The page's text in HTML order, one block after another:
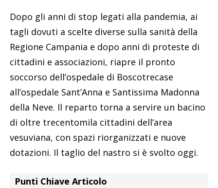
Dopo gli anni di stop legati alla pandemia, ai
tagli dovuti a scelte diverse sulla sanità della
Regione Campania e dopo anni di proteste di
cittadini e associazioni, riapre il pronto
soccorso dell’ospedale di Boscotrecase
all’ospedale Sant’Anna e Santissima Madonna
della Neve. Il reparto torna a servire un bacino
di oltre trecentomila cittadini dell’area
vesuviana, con spazi riorganizzati e nuove
dotazioni. Il taglio del nastro si è svolto oggi.
Punti Chiave Articolo